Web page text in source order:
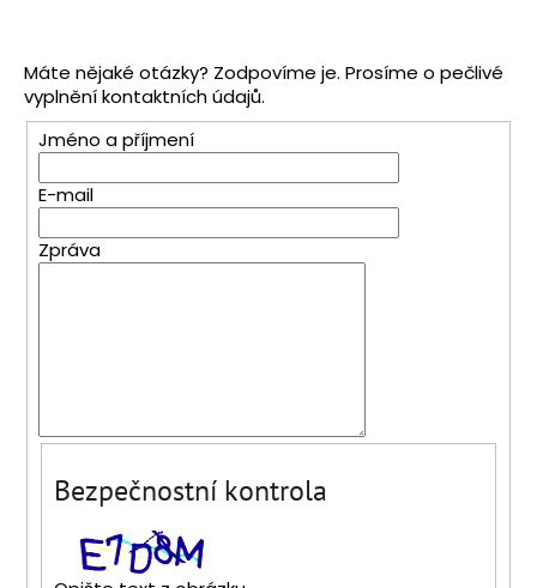
Máte nějaké otázky? Zodpovíme je. Prosíme o pečlivé
vyplnění kontaktních údajů.
Jméno a příjmení
E-mail
Zpráva
Bezpečnostní kontrola